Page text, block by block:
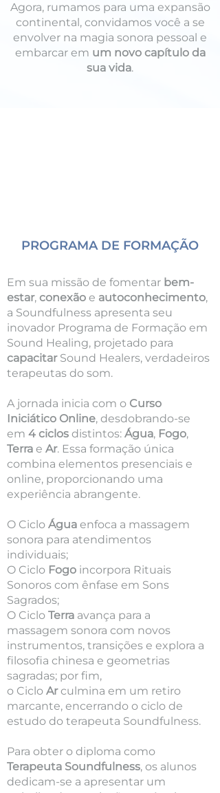
Agora, rumamos para uma expansão
continental, convidamos você a se
envolver na magia sonora pessoal e
embarcar em um novo capítulo da
sua vida.
PROGRAMA DE FORMAÇÃO
Em sua missão de fomentar bem-
estar, conexão e autoconhecimento,
a Soundfulness apresenta seu
inovador Programa de Formação em
Sound Healing, projetado para
capacitarSound Healers, verdadeiros
terapeutas do som.
A jornada inicia com o Curso
Iniciático Online, desdobrando-se
em 4 ciclos distintos: Água, Fogo,
Terra e Ar. Essa formação única
combina elementos presenciais e
online, proporcionando uma
experiência abrangente.
O Ciclo Água enfoca a massagem
sonora para atendimentos
individuais;
O Ciclo Fogo incorpora Rituais
Sonoros com ênfase em Sons
Sagrados;
O Ciclo Terra avança para a
massagem sonora com novos
instrumentos, transições e explora a
filosofia chinesa e geometrias
sagradas; por fim,
o Ciclo Arculmina em um retiro
marcante, encerrando o ciclo de
estudo do terapeuta Soundfulness.
Para obter o diploma como
Terapeuta Soundfulness, os alunos
dedicam-se a apresentar um